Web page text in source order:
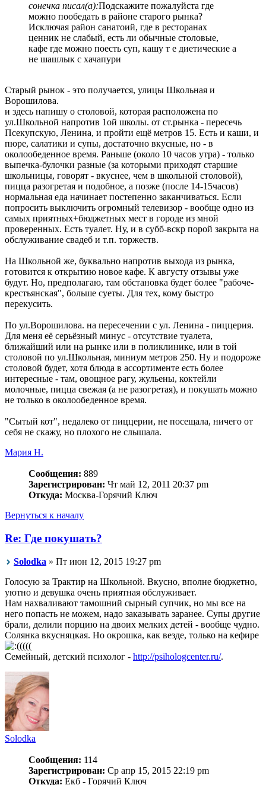
сонечка писал(а):Подскажите пожалуйста где
можно пообедать в районе старого рынка?
Исключая район санатоий, где в ресторанах
ценник не слабый, есть ли обычные столовые,
кафе где можно поесть суп, кашу т е диетические а
не шашлык с хачапури
Старый рынок - это получается, улицы Школьная и
Ворошилова.
и здесь напишу о столовой, которая расположена по
ул.Школьной напротив 1ой школы. от ст.рынка - пересечь
Псекупскую, Ленина, и пройти ещё метров 15. Есть и каши, и
пюре, салатики и супы, достаточно вкусные, но - в
околообеденное время. Раньше (около 10 часов утра) - только
выпечка-булочки разные (за которыми приходят старшие
школьницы, говорят - вкуснее, чем в школьной столовой),
пицца разогретая и подобное, а позже (после 14-15часов)
нормальная еда начинает постепенно заканчиваться. Если
попросить выключить огромный телевизор - вообще одно из
самых приятных+бюджетных мест в городе из мной
проверенных. Есть туалет. Ну, и в субб-вскр порой закрыта на
обслуживание свадеб и т.п. торжеств.
На Школьной же, буквально напротив выхода из рынка,
готовится к открытию новое кафе. К августу отзывы уже
будут. Но, предполагаю, там обстановка будет более "рабоче-
крестьянская", больше суеты. Для тех, кому быстро
перекусить.
По ул.Ворошилова. на пересечении с ул. Ленина - пиццерия.
Для меня её серьёзный минус - отсутствие туалета,
ближайший или на рынке или в поликлинике, или в той
столовой по ул.Школьная, миниум метров 250. Ну и подороже
столовой будет, хотя блюда в ассортименте есть более
интересные - там, овощное рагу, жульены, коктейли
молочные, пицца свежая (а не разогретая), и покушать можно
не только в околообеденное время.
"Сытый кот", недалеко от пиццерии, не посещала, ничего от
себя не скажу, но плохого не слышала.
Мария Н.
Сообщения: 889
Зарегистрирован: Чт май 12, 2011 20:37 pm
Откуда: Москва-Горячий Ключ
Вернуться к началу
Re: Где покушать?
Solodka » Пт июн 12, 2015 19:27 pm
Голосую за Трактир на Школьной. Вкусно, вполне бюджетно,
уютно и девушка очень приятная обслуживает.
Нам нахваливают тамошний сырный супчик, но мы все на
него попасть не можем, надо заказывать заранее. Супы другие
брали, делили порцию на двоих мелких детей - вообще чудно.
Солянка вкусняцкая. Но окрошка, как везде, только на кефире
((((
Семейный, детский психолог - http://psihologcenter.ru/.
Solodka
Сообщения: 114
Зарегистрирован: Ср апр 15, 2015 22:19 pm
Откуда: Екб - Горячий Ключ